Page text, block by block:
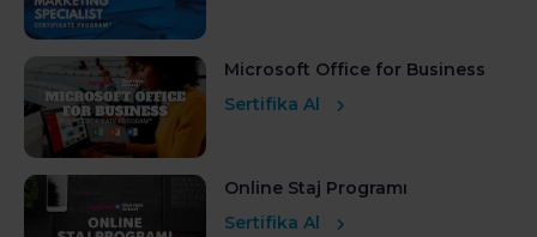
Microsoft Office for Business
Sertifika Al
Online Staj Programı
Sertifika Al